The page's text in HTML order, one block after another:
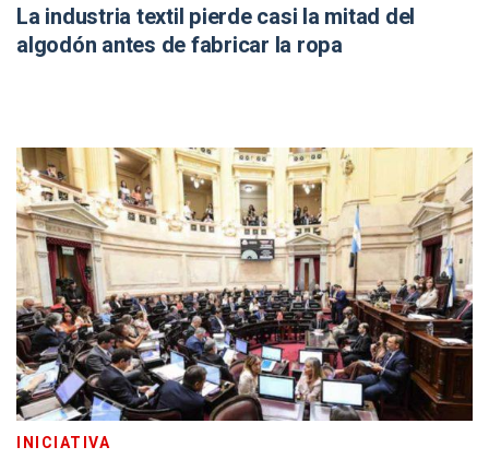
La industria textil pierde casi la mitad del
algodón antes de fabricar la ropa
INICIATIVA